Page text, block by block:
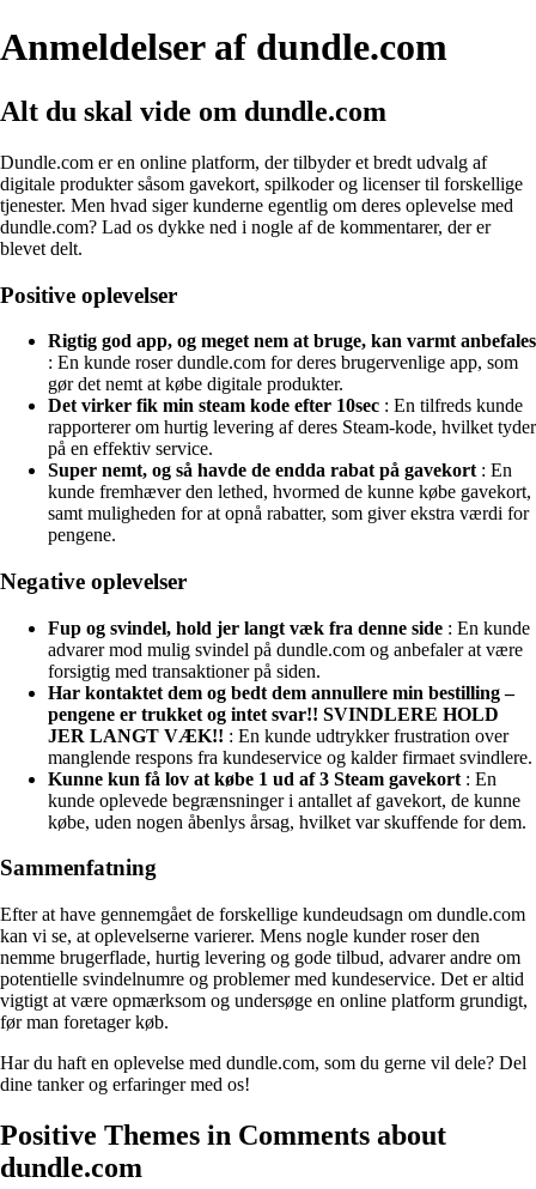
Anmeldelser af dundle.com
Alt du skal vide om dundle.com
Dundle.com er en online platform, der tilbyder et bredt udvalg af
digitale produkter såsom gavekort, spilkoder og licenser til forskellige
tjenester. Men hvad siger kunderne egentlig om deres oplevelse med
dundle.com? Lad os dykke ned i nogle af de kommentarer, der er
blevet delt.
Positive oplevelser
Rigtig god app, og meget nem at bruge, kan varmt anbefales
: En kunde roser dundle.com for deres brugervenlige app, som
gør det nemt at købe digitale produkter.
Det virker fik min steam kode efter 10sec : En tilfreds kunde
rapporterer om hurtig levering af deres Steam-kode, hvilket tyder
på en effektiv service.
Super nemt, og så havde de endda rabat på gavekort : En
kunde fremhæver den lethed, hvormed de kunne købe gavekort,
samt muligheden for at opnå rabatter, som giver ekstra værdi for
pengene.
Negative oplevelser
Fup og svindel, hold jer langt væk fra denne side : En kunde
advarer mod mulig svindel på dundle.com og anbefaler at være
forsigtig med transaktioner på siden.
Har kontaktet dem og bedt dem annullere min bestilling –
pengene er trukket og intet svar!! SVINDLERE HOLD
JER LANGT VÆK!! : En kunde udtrykker frustration over
manglende respons fra kundeservice og kalder firmaet svindlere.
Kunne kun få lov at købe 1 ud af 3 Steam gavekort : En
kunde oplevede begrænsninger i antallet af gavekort, de kunne
købe, uden nogen åbenlys årsag, hvilket var skuffende for dem.
Sammenfatning
Efter at have gennemgået de forskellige kundeudsagn om dundle.com
kan vi se, at oplevelserne varierer. Mens nogle kunder roser den
nemme brugerflade, hurtig levering og gode tilbud, advarer andre om
potentielle svindelnumre og problemer med kundeservice. Det er altid
vigtigt at være opmærksom og undersøge en online platform grundigt,
før man foretager køb.
Har du haft en oplevelse med dundle.com, som du gerne vil dele? Del
dine tanker og erfaringer med os!
Positive Themes in Comments about
dundle.com